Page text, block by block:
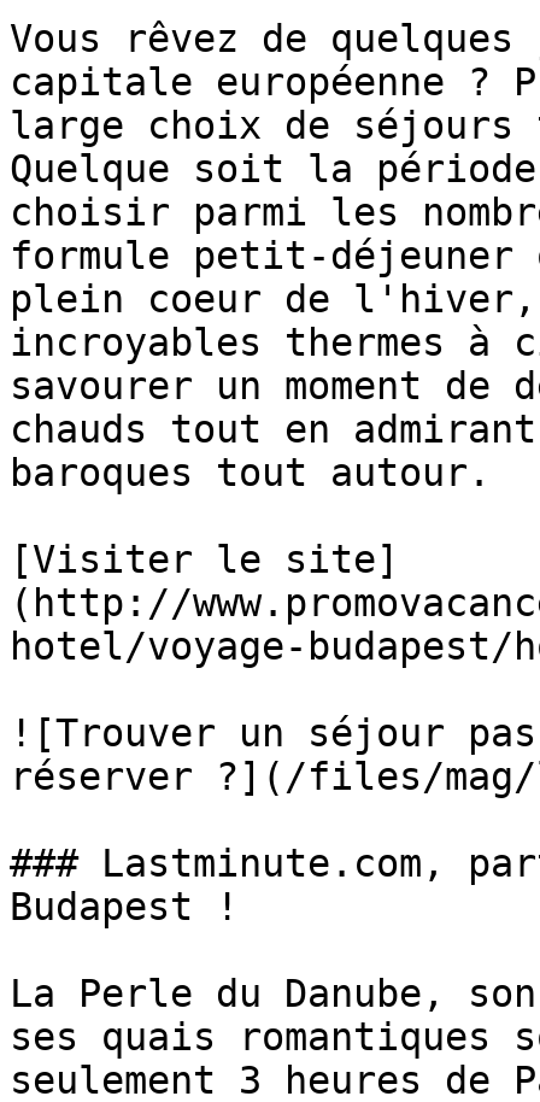
Vous rêvez de
capitale européenne ?
large choix de séjours
Quelque soit la
choisir parmi les
formule petit-déjeuner
plein coeur de
incroyables thermes à
savourer un moment
chauds tout en
baroques tout autour.
[Visiter le site]
(http://
hotel/voyage-budapest/
![Trouver un séjour
réserver ?](/files/
### Lastminute.com,
Budapest !
La Perle du Danube,
ses quais romantiques
seulement 3 heures de